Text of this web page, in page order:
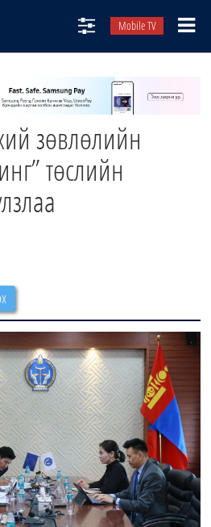
Mobile TV
зөвлөлийн
төслийн